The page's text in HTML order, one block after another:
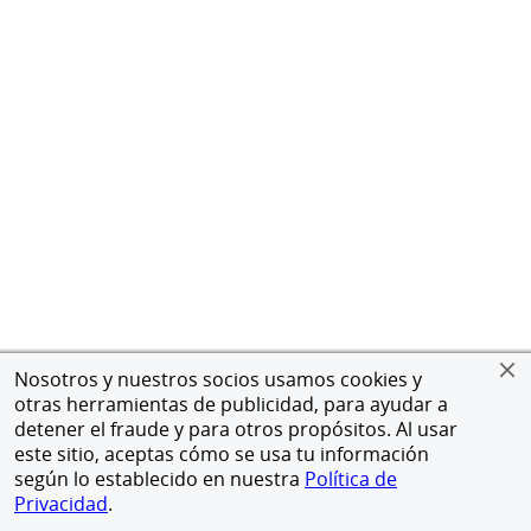
Nosotros y nuestros socios usamos cookies y
otras herramientas de publicidad, para ayudar a
detener el fraude y para otros propósitos. Al usar
este sitio, aceptas cómo se usa tu información
según lo establecido en nuestra Política de
Privacidad.